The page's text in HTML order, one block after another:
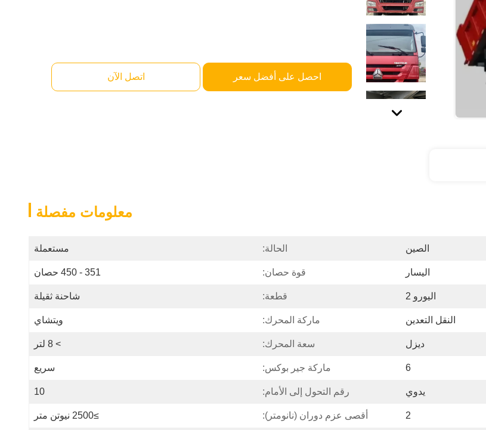
احصل على أفضل سعر اتصل الآن
معلومات مفصلة
الصين الحالة: مستعملة
اليسار قوة حصان: 351 - 450 حصان
اليورو 2 قطعة: شاحنة ثقيلة
النقل التعدين ماركة المحرك: ويتشاي
ديزل سعة المحرك: > 8 لتر
6 ماركة جير بوكس: سريع
يدوي رقم التحول إلى الأمام: 10
2 أقصى عزم دوران (نانومتر): ≥2500 نيوتن متر